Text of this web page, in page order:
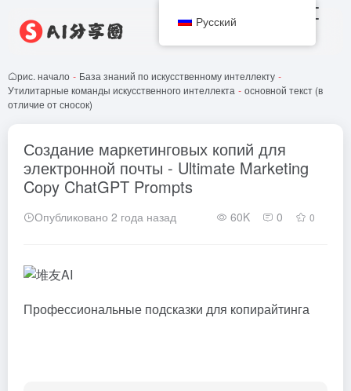
рис. начало - База знаний по искусственному интеллекту -
Утилитарные команды искусственного интеллекта - основной текст (в
отличие от сносок)
Создание маркетинговых копий для
электронной почты - Ultimate Marketing
Copy ChatGPT Prompts
Опубликовано 2 года назад 60K 0 0
Профессиональные подсказки для копирайтинга
Русский